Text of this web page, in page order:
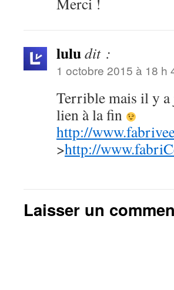
luludit :
1 octobre 2015 à 18 h
Terrible mais il y a
lien à la fin
http://
>http://
Laisser un